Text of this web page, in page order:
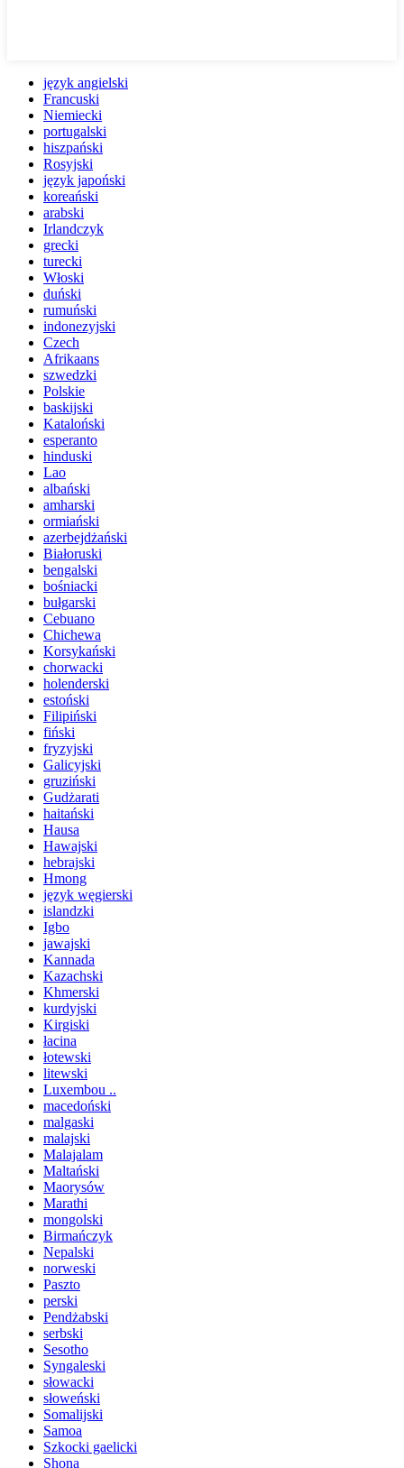
język angielski
Francuski
Niemiecki
portugalski
hiszpański
Rosyjski
język japoński
koreański
arabski
Irlandczyk
grecki
turecki
Włoski
duński
rumuński
indonezyjski
Czech
Afrikaans
szwedzki
Polskie
baskijski
Kataloński
esperanto
hinduski
Lao
albański
amharski
ormiański
azerbejdżański
Białoruski
bengalski
bośniacki
bułgarski
Cebuano
Chichewa
Korsykański
chorwacki
holenderski
estoński
Filipiński
fiński
fryzyjski
Galicyjski
gruziński
Gudżarati
haitański
Hausa
Hawajski
hebrajski
Hmong
język węgierski
islandzki
Igbo
jawajski
Kannada
Kazachski
Khmerski
kurdyjski
Kirgiski
łacina
łotewski
litewski
Luxembou ..
macedoński
malgaski
malajski
Malajalam
Maltański
Maorysów
Marathi
mongolski
Birmańczyk
Nepalski
norweski
Paszto
perski
Pendżabski
serbski
Sesotho
Syngaleski
słowacki
słoweński
Somalijski
Samoa
Szkocki gaelicki
Shona